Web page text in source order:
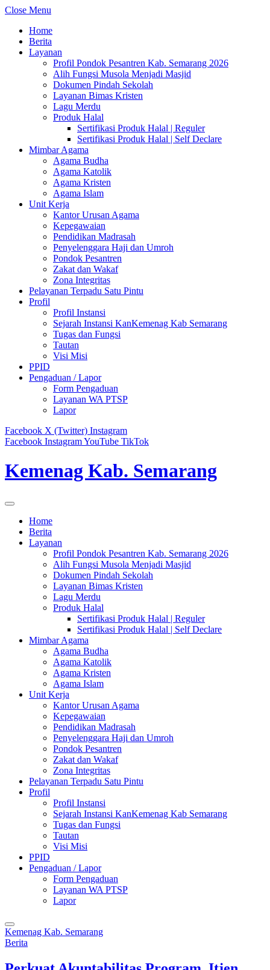
Close Menu
Home
Berita
Layanan
Profil Pondok Pesantren Kab. Semarang 2026
Alih Fungsi Musola Menjadi Masjid
Dokumen Pindah Sekolah
Layanan Bimas Kristen
Lagu Merdu
Produk Halal
Sertifikasi Produk Halal | Reguler
Sertifikasi Produk Halal | Self Declare
Mimbar Agama
Agama Budha
Agama Katolik
Agama Kristen
Agama Islam
Unit Kerja
Kantor Urusan Agama
Kepegawaian
Pendidikan Madrasah
Penyelenggara Haji dan Umroh
Pondok Pesantren
Zakat dan Wakaf
Zona Integritas
Pelayanan Terpadu Satu Pintu
Profil
Profil Instansi
Sejarah Instansi KanKemenag Kab Semarang
Tugas dan Fungsi
Tautan
Visi Misi
PPID
Pengaduan / Lapor
Form Pengaduan
Layanan WA PTSP
Lapor
Facebook X (Twitter) Instagram
Facebook InstagramYouTube TikTok
Kemenag Kab. Semarang
Home
Berita
Layanan
Profil Pondok Pesantren Kab. Semarang 2026
Alih Fungsi Musola Menjadi Masjid
Dokumen Pindah Sekolah
Layanan Bimas Kristen
Lagu Merdu
Produk Halal
Sertifikasi Produk Halal | Reguler
Sertifikasi Produk Halal | Self Declare
Mimbar Agama
Agama Budha
Agama Katolik
Agama Kristen
Agama Islam
Unit Kerja
Kantor Urusan Agama
Kepegawaian
Pendidikan Madrasah
Penyelenggara Haji dan Umroh
Pondok Pesantren
Zakat dan Wakaf
Zona Integritas
Pelayanan Terpadu Satu Pintu
Profil
Profil Instansi
Sejarah Instansi KanKemenag Kab Semarang
Tugas dan Fungsi
Tautan
Visi Misi
PPID
Pengaduan / Lapor
Form Pengaduan
Layanan WA PTSP
Lapor
Kemenag Kab. Semarang
Berita